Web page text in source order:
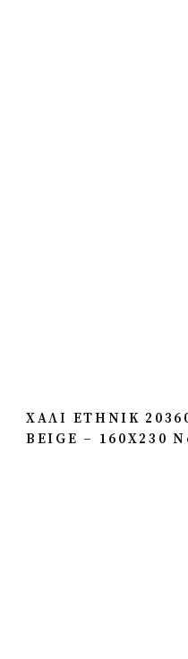
ΧΑΛΙ ETHNIK
BEIGE – 160X230